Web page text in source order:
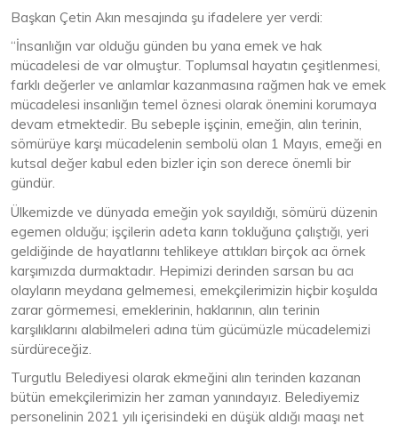
Başkan Çetin Akın mesajında şu ifadelere yer verdi:
“İnsanlığın var olduğu günden bu yana emek ve hak
mücadelesi de var olmuştur. Toplumsal hayatın çeşitlenmesi,
farklı değerler ve anlamlar kazanmasına rağmen hak ve emek
mücadelesi insanlığın temel öznesi olarak önemini korumaya
devam etmektedir. Bu sebeple işçinin, emeğin, alın terinin,
sömürüye karşı mücadelenin sembolü olan 1 Mayıs, emeği en
kutsal değer kabul eden bizler için son derece önemli bir
gündür.
Ülkemizde ve dünyada emeğin yok sayıldığı, sömürü düzenin
egemen olduğu; işçilerin adeta karın tokluğuna çalıştığı, yeri
geldiğinde de hayatlarını tehlikeye attıkları birçok acı örnek
karşımızda durmaktadır. Hepimizi derinden sarsan bu acı
olayların meydana gelmemesi, emekçilerimizin hiçbir koşulda
zarar görmemesi, emeklerinin, haklarının, alın terinin
karşılıklarını alabilmeleri adına tüm gücümüzle mücadelemizi
sürdüreceğiz.
Turgutlu Belediyesi olarak ekmeğini alın terinden kazanan
bütün emekçilerimizin her zaman yanındayız. Belediyemiz
personelinin 2021 yılı içerisindeki en düşük aldığı maaşı net